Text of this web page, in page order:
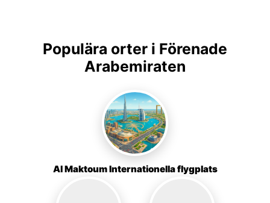
Populära orter i Förenade
Arabemiraten
Al Maktoum Internationella flygplats